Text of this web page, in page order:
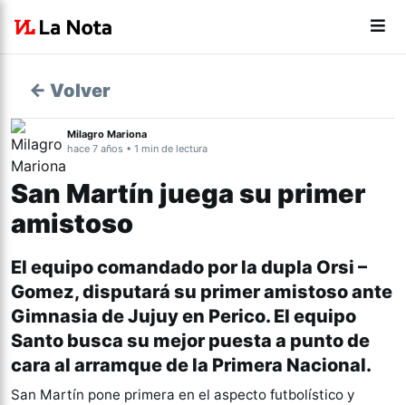
← Volver
Milagro Mariona
hace 7 años • 1 min de lectura
San Martín juega su primer
amistoso
El equipo comandado por la dupla Orsi –
Gomez, disputará su primer amistoso ante
Gimnasia de Jujuy en Perico. El equipo
Santo busca su mejor puesta a punto de
cara al arramque de la Primera Nacional.
San Martín pone primera en el aspecto futbolístico y